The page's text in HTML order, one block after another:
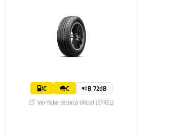
C C B 72dB
Ver ficha técnica oficial (EPREL)